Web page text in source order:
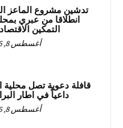
تدشين مشروع الماعز
انطلاقا من عبري
التمكين
أغسطس 8, 2026
داعياً في اطار
أغسطس 8, 2026